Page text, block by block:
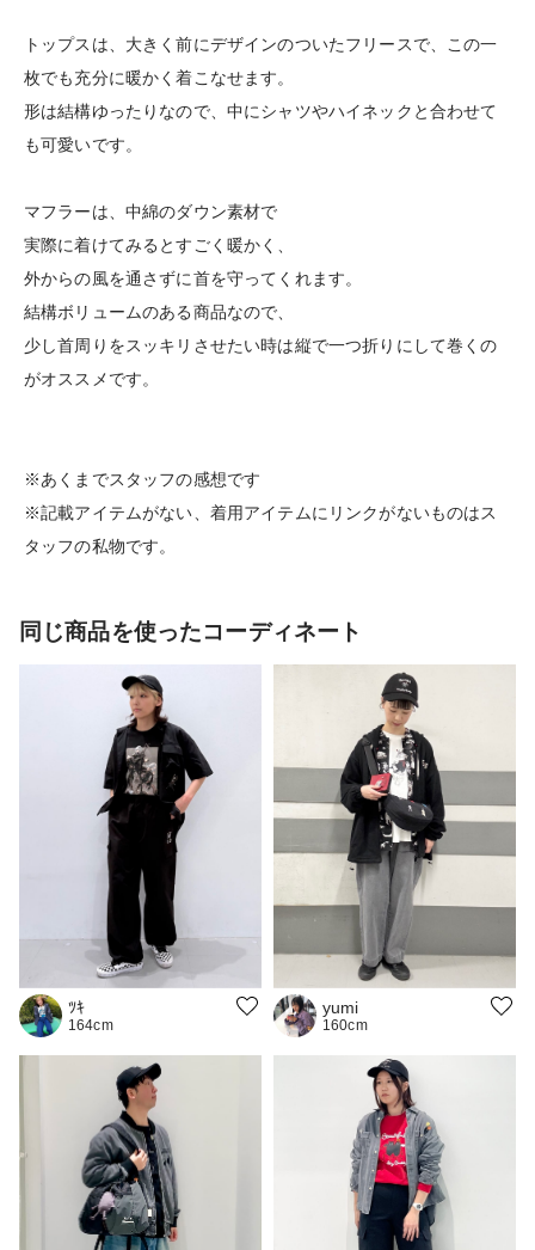
トップスは、大きく前にデザインのついたフリースで、この一
枚でも充分に暖かく着こなせます。
形は結構ゆったりなので、中にシャツやハイネックと合わせて
も可愛いです。
マフラーは、中綿のダウン素材で
実際に着けてみるとすごく暖かく、
外からの風を通さずに首を守ってくれます。
結構ボリュームのある商品なので、
少し首周りをスッキリさせたい時は縦で一つ折りにして巻くの
がオススメです。
※あくまでスタッフの感想です
※記載アイテムがない、着用アイテムにリンクがないものはス
タッフの私物です。
同じ商品を使ったコーディネート
ﾂｷ
164cm
yumi
160cm